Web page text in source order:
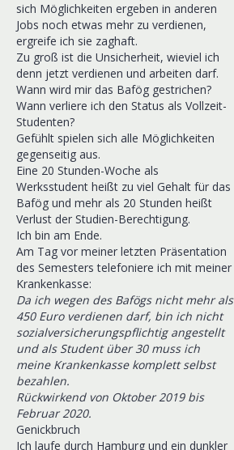
sich Möglichkeiten ergeben in anderen
Jobs noch etwas mehr zu verdienen,
ergreife ich sie zaghaft.
Zu groß ist die Unsicherheit, wieviel ich
denn jetzt verdienen und arbeiten darf.
Wann wird mir das Bafög gestrichen?
Wann verliere ich den Status als Vollzeit-
Studenten?
Gefühlt spielen sich alle Möglichkeiten
gegenseitig aus.
Eine 20 Stunden-Woche als
Werksstudent heißt zu viel Gehalt für das
Bafög und mehr als 20 Stunden heißt
Verlust der Studien-Berechtigung.
Ich bin am Ende.
Am Tag vor meiner letzten Präsentation
des Semesters telefoniere ich mit meiner
Krankenkasse:
Da ich wegen des Bafögs nicht mehr als
450 Euro verdienen darf, bin ich nicht
sozialversicherungspflichtig angestellt
und als Student über 30 muss ich
meine Krankenkasse komplett selbst
bezahlen.
Rückwirkend von Oktober 2019 bis
Februar 2020.
Genickbruch
Ich laufe durch Hamburg und ein dunkler